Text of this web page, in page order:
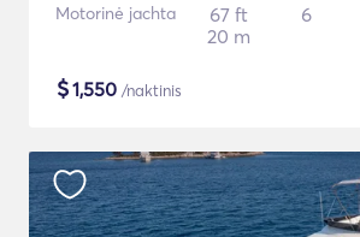
Motorinė jachta
67 ft
20 m
6
$1,550 /naktinis